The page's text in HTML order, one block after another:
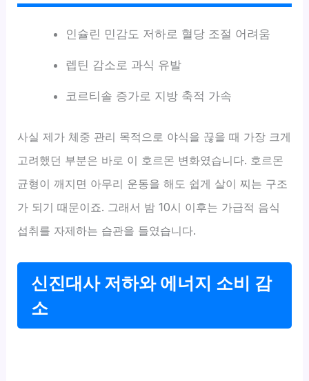
인슐린 민감도 저하로 혈당 조절 어려움
렙틴 감소로 과식 유발
코르티솔 증가로 지방 축적 가속
사실 제가 체중 관리 목적으로 야식을 끊을 때 가장 크게
고려했던 부분은 바로 이 호르몬 변화였습니다. 호르몬
균형이 깨지면 아무리 운동을 해도 쉽게 살이 찌는 구조
가 되기 때문이죠. 그래서 밤 10시 이후는 가급적 음식
섭취를 자제하는 습관을 들였습니다.
신진대사 저하와 에너지 소비 감
소